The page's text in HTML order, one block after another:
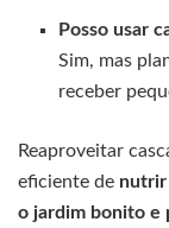
Posso usar
Sim, mas
receber
Reaproveitar
eficiente de nutrir
o jardim bonito e